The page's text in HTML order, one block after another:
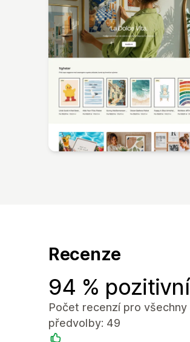
Recenze
94 % pozitivní
Počet recenzí pro všechny
předvolby: 49